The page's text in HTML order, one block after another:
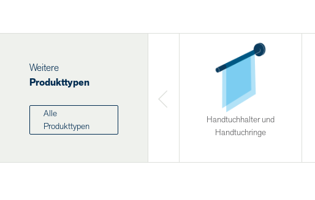
Weitere
Produkttypen
Alle
Produkttypen
Handtuchhalter und
Handtuchringe